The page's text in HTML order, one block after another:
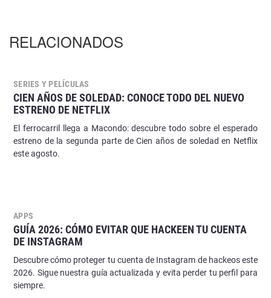
RELACIONADOS
SERIES Y PELÍCULAS
CIEN AÑOS DE SOLEDAD: CONOCE TODO DEL NUEVO
ESTRENO DE NETFLIX
El ferrocarril llega a Macondo: descubre todo sobre el esperado
estreno de la segunda parte de Cien años de soledad en Netflix
este agosto.
APPS
GUÍA 2026: CÓMO EVITAR QUE HACKEEN TU CUENTA
DE INSTAGRAM
Descubre cómo proteger tu cuenta de Instagram de hackeos este
2026. Sigue nuestra guía actualizada y evita perder tu perfil para
siempre.